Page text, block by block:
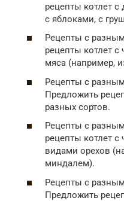
рецепты котлет
с яблоками, с
Рецепты с
рецепты котлет
мяса (например,
Рецепты с
Предложить
разных сортов.
Рецепты с
рецепты котлет
видами орехов
миндалем).
Рецепты с
Предложить